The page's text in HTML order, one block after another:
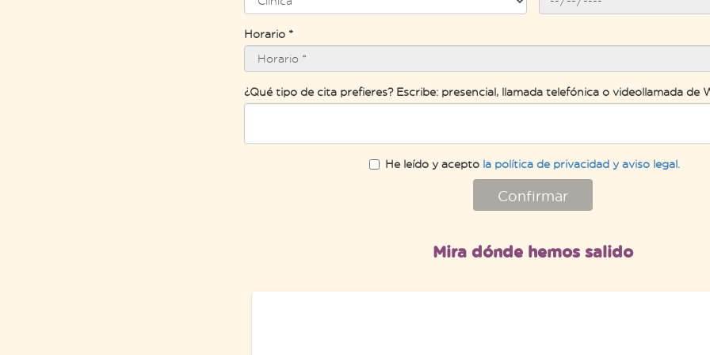
Horario *
¿Qué tipo de cita prefieres? Escribe: presencial, llamada telefónica o videollamada de
He leído y acepto la política de privacidad y aviso legal.
Confirmar
Mira dónde hemos salido